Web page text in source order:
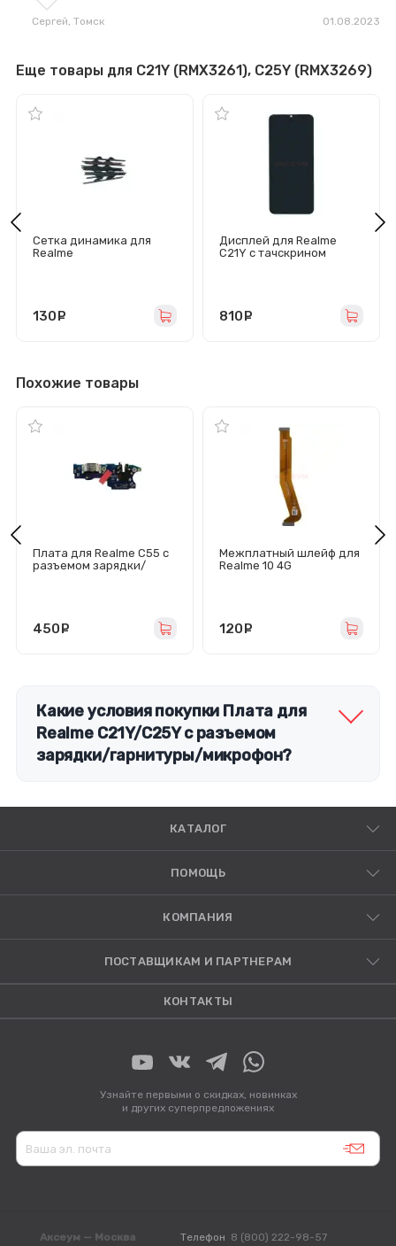
Сергей, Томск 01.08.2023
Еще товары для C21Y (RMX3261), C25Y (RMX3269)
Сетка динамика для
Realme
130
Дисплей для Realme
C21Y с тачскрином
810
Похожие товары
Плата для Realme C55 с
разъемом зарядки/
450
Межплатный шлейф для
Realme 10 4G
120
Какие условия покупки Плата для
Realme C21Y/C25Y с разъемом
зарядки/гарнитуры/микрофон?
КАТАЛОГ
ПОМОЩЬ
КОМПАНИЯ
ПОСТАВЩИКАМ И ПАРТНЕРАМ
КОНТАКТЫ
Узнайте первыми о скидках, новинках
и других суперпредложениях
Аксеум — Москва
Телефон 8 (800) 222-98-57